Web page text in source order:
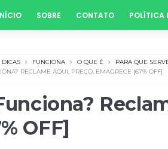
SOBRE CONTATO POLÍTICA
DICAS FUNCIONA O QUE É PARA QUE
RECLAME AQUI, PREÇO, EMAGRECE [67% OFF]
OFF]